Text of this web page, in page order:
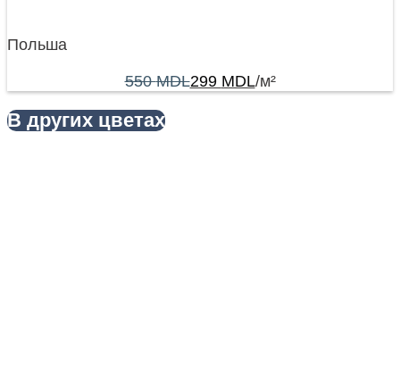
Польша
550MDL299 MDL/м²
В других цветах